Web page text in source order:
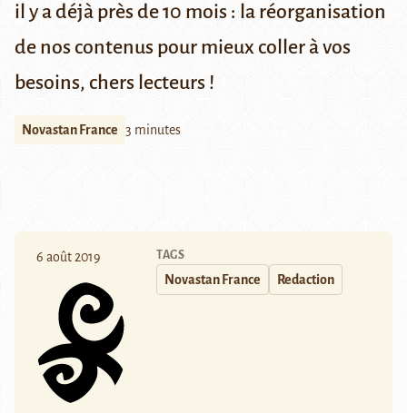
il y a déjà près de 10 mois : la réorganisation
de nos contenus pour mieux coller à vos
besoins, chers lecteurs !
Novastan France 3 minutes
6 août 2019 TAGS
Novastan France Redaction